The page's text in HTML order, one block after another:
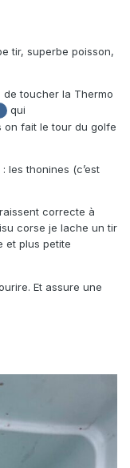
tir, superbe poisson,
de toucher la Thermo
qui
on fait le tour du golfe
: les thonines (c’est
correcte à
corse je lache un tir
et plus petite
Et assure une